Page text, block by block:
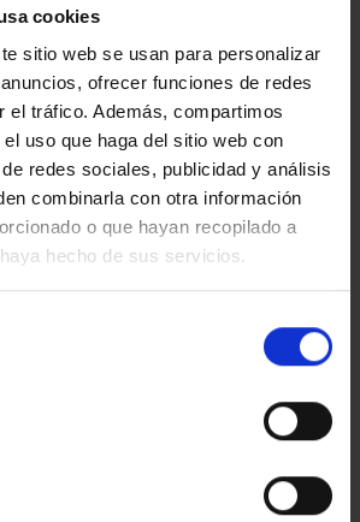
cookies
sitio web se usan para personalizar
ofrecer funciones de redes
el tráfico. Además, compartimos
uso que haga del sitio web con
redes sociales, publicidad y análisis
combinarla con otra información
o que hayan recopilado a
hecho de sus servicios.
€143.00
COPPER MEDAL TFP
GUILLERMO P...
€143.00